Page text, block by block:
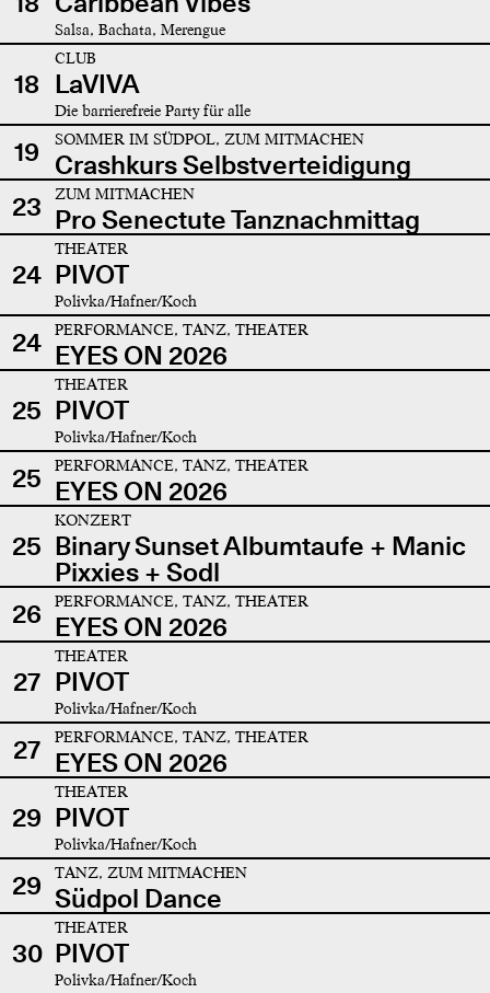
Salsa, Bachata, Merengue
18
CLUB
LaVIVA
Die barrierefreie Party für alle
19 SOMMER IM SÜDPOL, ZUM MITMACHEN
Crashkurs Selbstverteidigung
23
ZUM MITMACHEN
Pro Senectute Tanznachmittag
24
THEATER
PIVOT
Polivka/Hafner/Koch
24 PERFORMANCE, TANZ, THEATER
EYES ON 2026
25
THEATER
PIVOT
Polivka/Hafner/Koch
25 PERFORMANCE, TANZ, THEATER
EYES ON 2026
25
KONZERT
Binary Sunset Albumtaufe + Manic
Pixxies + Sodl
26
PERFORMANCE, TANZ, THEATER
EYES ON 2026
27
THEATER
PIVOT
Polivka/Hafner/Koch
27 PERFORMANCE, TANZ, THEATER
EYES ON 2026
29
THEATER
PIVOT
Polivka/Hafner/Koch
29 TANZ, ZUM MITMACHEN
Südpol Dance
30
THEATER
PIVOT
Polivka/Hafner/Koch